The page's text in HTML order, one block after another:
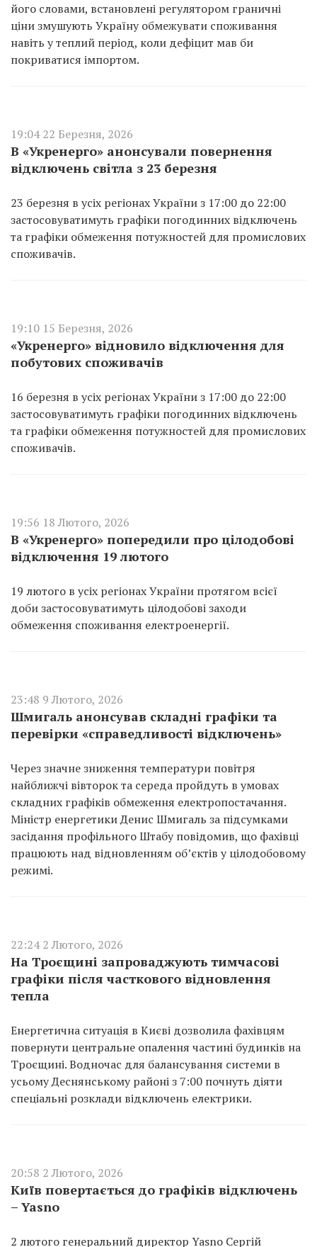
його словами, встановлені регулятором граничні
ціни змушують Україну обмежувати споживання
навіть у теплий період, коли дефіцит мав би
покриватися імпортом.
19:04 22 Березня, 2026
В «Укренерго» анонсували повернення
відключень світла з 23 березня
23 березня в усіх регіонах України з 17:00 до 22:00
застосовуватимуть графіки погодинних відключень
та графіки обмеження потужностей для промислових
споживачів.
19:10 15 Березня, 2026
«Укренерго» відновило відключення для
побутових споживачів
16 березня в усіх регіонах України з 17:00 до 22:00
застосовуватимуть графіки погодинних відключень
та графіки обмеження потужностей для промислових
споживачів.
19:56 18 Лютого, 2026
В «Укренерго» попередили про цілодобові
відключення 19 лютого
19 лютого в усіх регіонах України протягом всієї
доби застосовуватимуть цілодобові заходи
обмеження споживання електроенергії.
23:48 9 Лютого, 2026
Шмигаль анонсував складні графіки та
перевірки «справедливості відключень»
Через значне зниження температури повітря
найближчі вівторок та середа пройдуть в умовах
складних графіків обмеження електропостачання.
Міністр енергетики Денис Шмигаль за підсумками
засідання профільного Штабу повідомив, що фахівці
працюють над відновленням об’єктів у цілодобовому
режимі.
22:24 2 Лютого, 2026
На Троєщині запроваджують тимчасові
графіки після часткового відновлення
тепла
Енергетична ситуація в Києві дозволила фахівцям
повернути центральне опалення частині будинків на
Троєщині. Водночас для балансування системи в
усьому Деснянському районі з 7:00 почнуть діяти
спеціальні розклади відключень електрики.
20:58 2 Лютого, 2026
Київ повертається до графіків відключень
– Yasno
2 лютого генеральний директор Yasno Сергій